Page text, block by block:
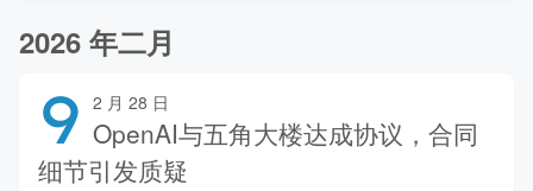
2026 年二月
9 2 月 28 日
OpenAI与五角大楼达成协议，合同
细节引发质疑